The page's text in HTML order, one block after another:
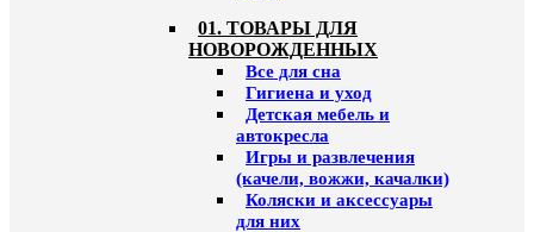
01. ТОВАРЫ ДЛЯ
НОВОРОЖДЕННЫХ
Все для сна
Гигиена и уход
Детская мебель и
автокресла
Игры и развлечения
(качели, вожжи, качалки)
Коляски и аксессуары
для них